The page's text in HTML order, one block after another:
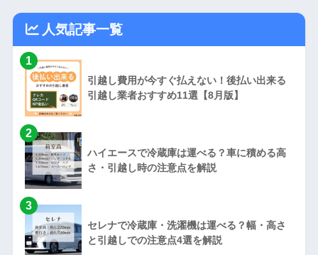
人気記事一覧
1
引越し費用が今すぐ払えない！後払い出来る
引越し業者おすすめ11選【8月版】
2
ハイエースで冷蔵庫は運べる？車に積める高
さ・引越し時の注意点を解説
3
セレナで冷蔵庫・洗濯機は運べる？幅・高さ
と引越しでの注意点4選を解説